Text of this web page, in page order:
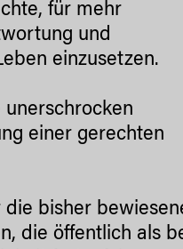
für mehr
und
einzusetzen.
einer gerechten
bisher
die öffentlich als